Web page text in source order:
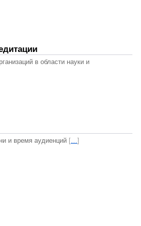
в области науки и
и время аудиенций […]